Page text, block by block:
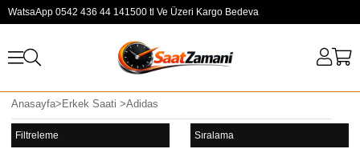
WatsaApp 0542 436 44 141500 tl Ve Üzeri Kargo Bedeva
Anasayfa> Erkek Saati >Adidas
Filtreleme Sıralama